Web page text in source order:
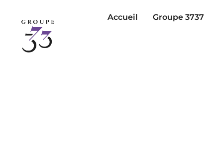
Accueil Groupe 3737